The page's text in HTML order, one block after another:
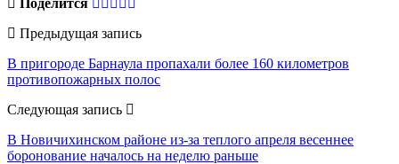
Предыдущая запись
В пригороде Барнаула пропахали более 160 километров
противопожарных полос
Следующая запись
В Новичихинском районе из-за теплого апреля весеннее
боронование началось на неделю раньше